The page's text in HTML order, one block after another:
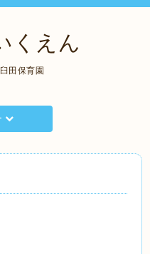
くえん
田保育園